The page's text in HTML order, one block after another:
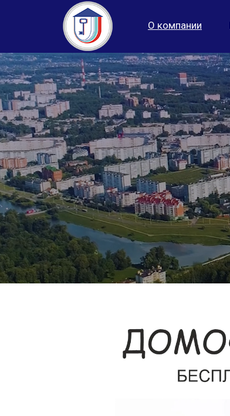
О компании